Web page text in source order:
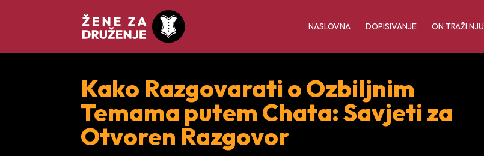
NASLOVNA DOPISIVANJE ON TRAŽI NJU
Kako Razgovarati o Ozbiljnim
Temama putem Chata: Savjeti za
Otvoren Razgovor